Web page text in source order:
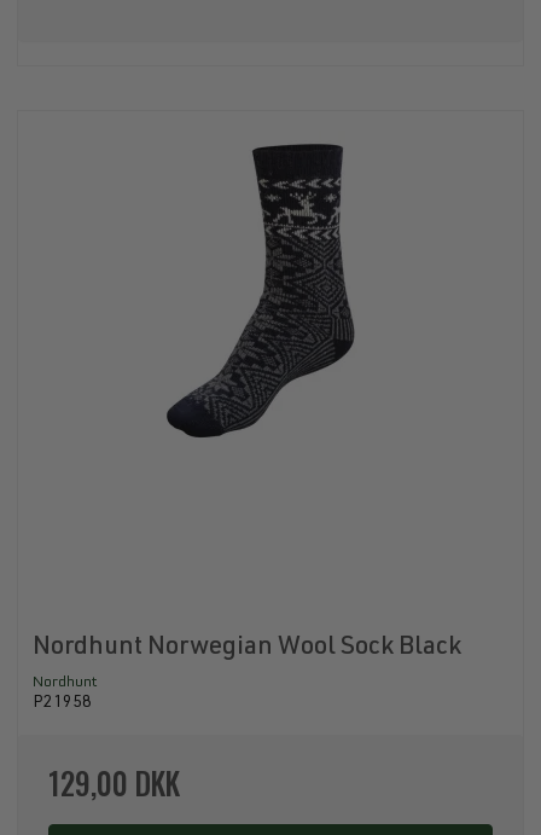
Nordhunt Norwegian Wool Sock Black
Nordhunt
P21958
129,00 DKK